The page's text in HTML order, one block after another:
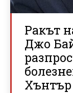
Ракът
Джо
Хънтър